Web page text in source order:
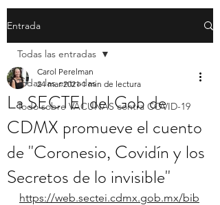
Entrada
Todas las entradas
Todo sobre VACUNAS contra COVID-19
Todas las entradas
La SECTEI del Gob de
CDMX promueve el cuento
de "Coronesio, Covidín y los
Secretos de lo invisible"
Carol Perelman
24 mar 2021 1 min de lectura
https://web.sectei.cdmx.gob.mx/bib